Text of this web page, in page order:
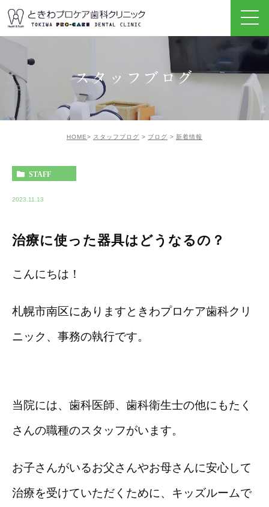
スタッフブログ
HOME スタッフブログ ブログ 新着情報
STAFF
2023.11.13
治療に使った器具はどうなるの？
こんにちは！
札幌市南区にありますときわプロケア歯科クリ
ニック、事務の執行です。
当院には、歯科医師、歯科衛生士の他にもたく
さんの職種のスタッフがいます。
お子さんがいるお父さんやお母さんに安心して
治療を受けていただくために、キッズルームで